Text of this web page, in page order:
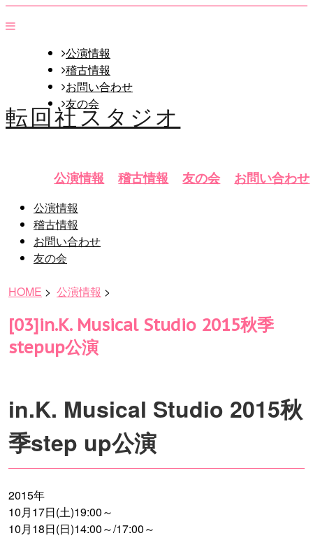
公演情報
稽古情報
お問い合わせ
友の会
転回社スタジオ
公演情報 稽古情報 友の会 お問い合わせ
公演情報
稽古情報
お問い合わせ
友の会
HOME > 公演情報 >
[03]in.K. Musical Studio 2015秋季
stepup公演
in.K. Musical Studio 2015秋
季step up公演
2015年
10月17日(土)19:00～
10月18日(日)14:00～/17:00～